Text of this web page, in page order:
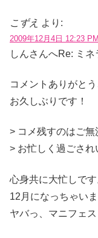
こずえ より:
2009年12月4日 12:23 PM
しんさんへRe: ミ
コメントありがと
お久しぶりです！
> コメ残すのはご無
> お忙しく過ごされ
心身共に大忙しです
12月になっちゃい
ヤバっ、マニフェ